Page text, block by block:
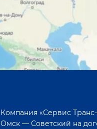
Компания «Сервис
Омск — Советский на